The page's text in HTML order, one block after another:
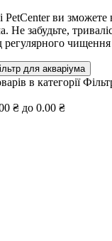
PetCenter ви зможете
Не забудьте,
регулярного
від і до на Фільтр для акваріума
в категорії
₴ до 0.00 ₴